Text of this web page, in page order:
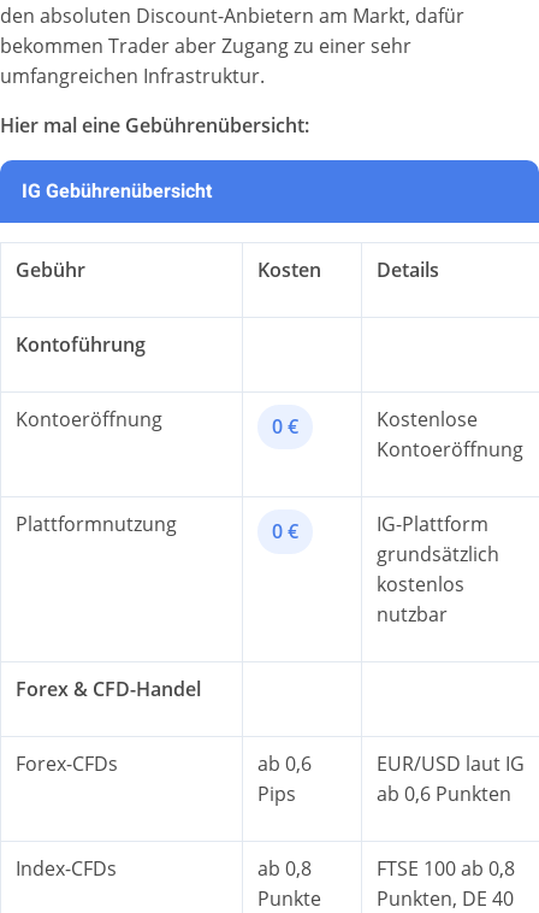
den absoluten Discount-Anbietern am Markt, dafür
bekommen Trader aber Zugang zu einer sehr
umfangreichen Infrastruktur.
Hier mal eine Gebührenübersicht:
IG Gebührenübersicht
Gebühr Kosten Details
Kontoführung
Kontoeröffnung 0 €
Kostenlose
Kontoeröffnung
Plattformnutzung 0 €
IG-Plattform
grundsätzlich
kostenlos
nutzbar
Forex & CFD-Handel
Forex-CFDs
ab 0,6
Pips
EUR/USD laut IG
ab 0,6 Punkten
Index-CFDs
ab 0,8
Punkte
FTSE 100 ab 0,8
Punkten, DE 40